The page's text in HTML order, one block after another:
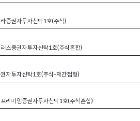
증권자투자신탁1호(주식)
스증권자투자신탁1호(주식혼합)
자투자신탁1호(주식-재간접형)
리미엄증권자투자신탁1호(주식혼합)